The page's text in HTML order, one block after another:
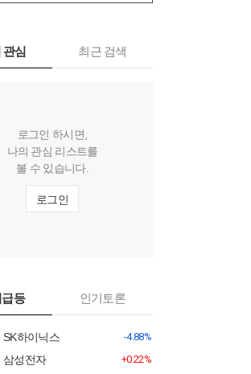
관심 최근 검색
로그인 하시면,
나의 관심 리스트를
볼 수 있습니다.
로그인
등 인기토론
SK하이닉스 -4.88%
삼성전자
+0.22%